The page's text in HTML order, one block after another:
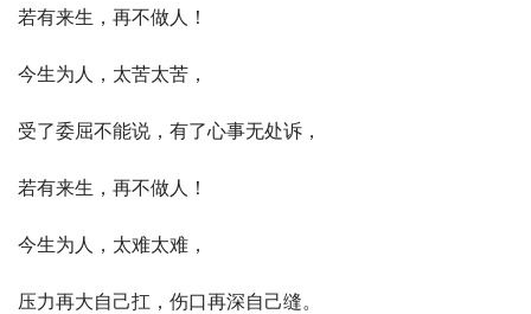
若有来生，再不做人！
今生为人，太苦太苦，
受了委屈不能说，有了心事无处诉，
若有来生，再不做人！
今生为人，太难太难，
压力再大自己扛，伤口再深自己缝。